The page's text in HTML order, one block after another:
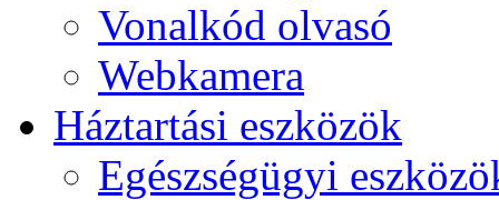
Vonalkód olvasó
Webkamera
Háztartási eszközök
Egészségügyi